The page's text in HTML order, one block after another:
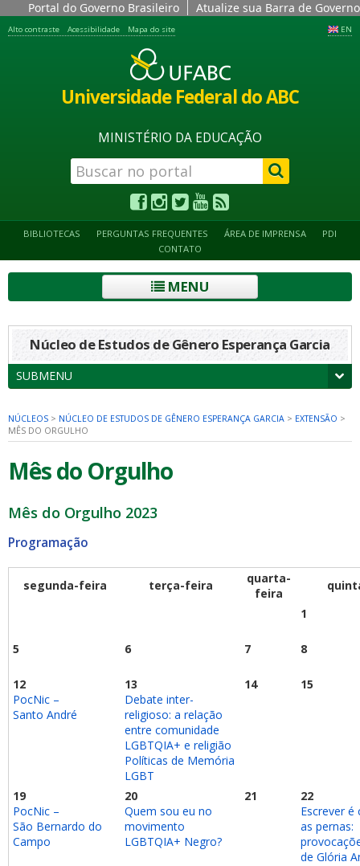
Portal do Governo Brasileiro Atualize sua Barra de Governo
EN
Alto contraste Acessibilidade Mapa do site
Universidade Federal do ABC
MINISTÉRIO DA EDUCAÇÃO
BIBLIOTECAS PERGUNTAS FREQUENTES ÁREA DE IMPRENSA
PDI
CONTATO
MENU
Núcleo de Estudos de Gênero Esperança Garcia
SUBMENU
NÚCLEOS > NÚCLEO DE ESTUDOS DE GÊNERO ESPERANÇA GARCIA > EXTENSÃO >
MÊS DO ORGULHO
Mês do Orgulho
Mês do Orgulho 2023
Programação
segunda-feira terça-feira
quarta-
feira
1
5 6 7 8
12
PocNic –
Santo André
13
Debate inter-
religioso: a relação
entre comunidade
LGBTQIA+ e religião
Políticas de Memória
LGBT
14 15
19
PocNic –
São Bernardo do
Campo
20
Quem sou eu no
movimento
LGBTQIA+ Negro?
21
22
Escrever
as pernas:
de Glória